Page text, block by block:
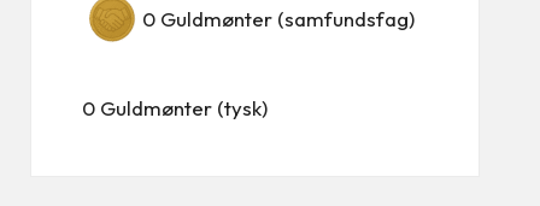
0 Guldmønter (samfundsfag)
0 Guldmønter (tysk)